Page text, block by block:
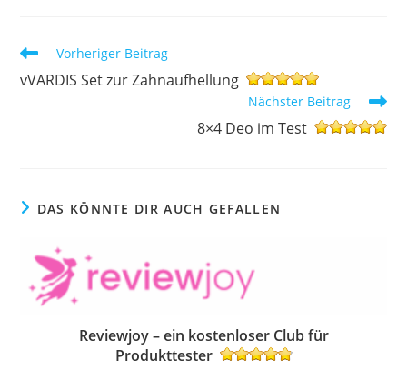
Weitere
ansehen
Vorheriger Beitrag
vVARDIS Set zur Zahnaufhellung
Nächster Beitrag
8×4 Deo im Test
DAS KÖNNTE DIR AUCH GEFALLEN
Reviewjoy – ein kostenloser Club für
Produkttester